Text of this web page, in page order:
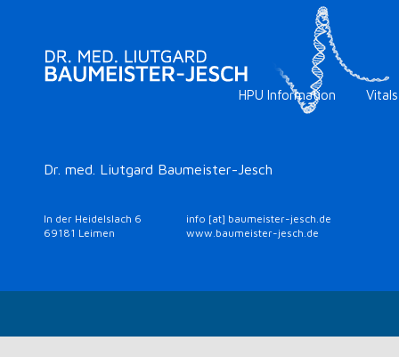
HPU Information
Dr. med. Liutgard Baumeister-Jesch
In der Heidelslach 6
69181 Leimen
info [at] baumeister-jesch.de
www.baumeister-jesch.de